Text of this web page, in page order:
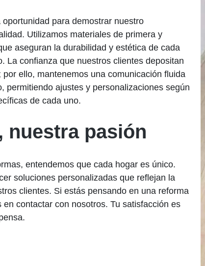
para demostrar nuestro
Utilizamos materiales de primera y
aseguran la durabilidad y estética de cada
La confianza que nuestros clientes depositan
ello, mantenemos una comunicación fluida
permitiendo ajustes y personalizaciones según
de cada uno.
nuestra pasión
entendemos que cada hogar es único.
soluciones personalizadas que reflejan la
clientes. Si estás pensando en una reforma
en contactar con nosotros. Tu satisfacción es